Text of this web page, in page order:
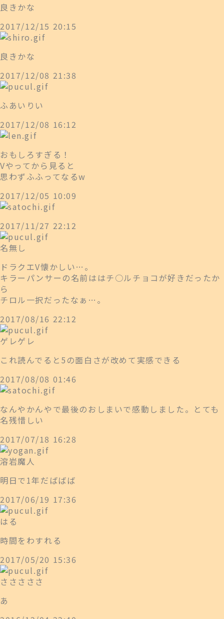
良きかな
2017/12/15 20:15
良きかな
2017/12/08 21:38
ふあいりい
2017/12/08 16:12
おもしろすぎる！
Vやってから見ると
思わずふふってなるw
2017/12/05 10:09
2017/11/27 22:12
名無し
ドラクエV懐かしい…。
キラーパンサーの名前ははチ○ルチョコが好きだったか
ら
チロル一択だったなぁ…。
2017/08/16 22:12
ゲレゲレ
これ読んでると5の面白さが改めて実感できる
2017/08/08 01:46
なんやかんやで最後のおしまいで感動しました。とても
名残惜しい
2017/07/18 16:28
溶岩魔人
明日で1年だばばば
2017/06/19 17:36
はる
時間をわすれる
2017/05/20 15:36
さささささ
あ